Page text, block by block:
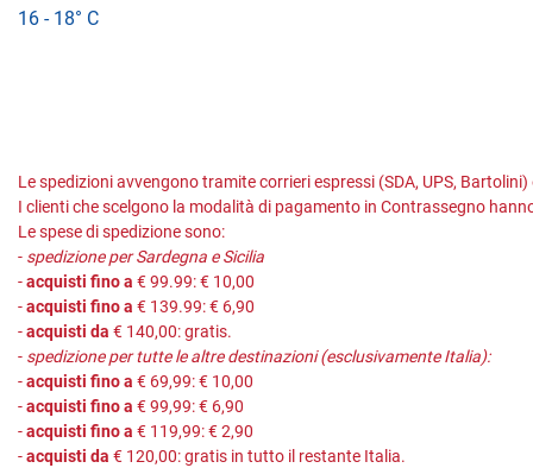
16 - 18° C
Le spedizioni avvengono tramite corrieri espressi (SDA, UPS,
I clienti che scelgono la modalità di pagamento in Contrassegno
Le spese di spedizione sono:
- spedizione per Sardegna e Sicilia
-acquisti fino a € 99.99: € 10,00
-acquisti fino a € 139.99: € 6,90
-acquisti da € 140,00: gratis.
- spedizione per tutte le altre destinazioni (esclusivamente Italia):
-acquisti fino a € 69,99: € 10,00
-acquisti fino a € 99,99: € 6,90
-acquisti fino a € 119,99: € 2,90
-acquisti da € 120,00: gratis in tutto il restante Italia.